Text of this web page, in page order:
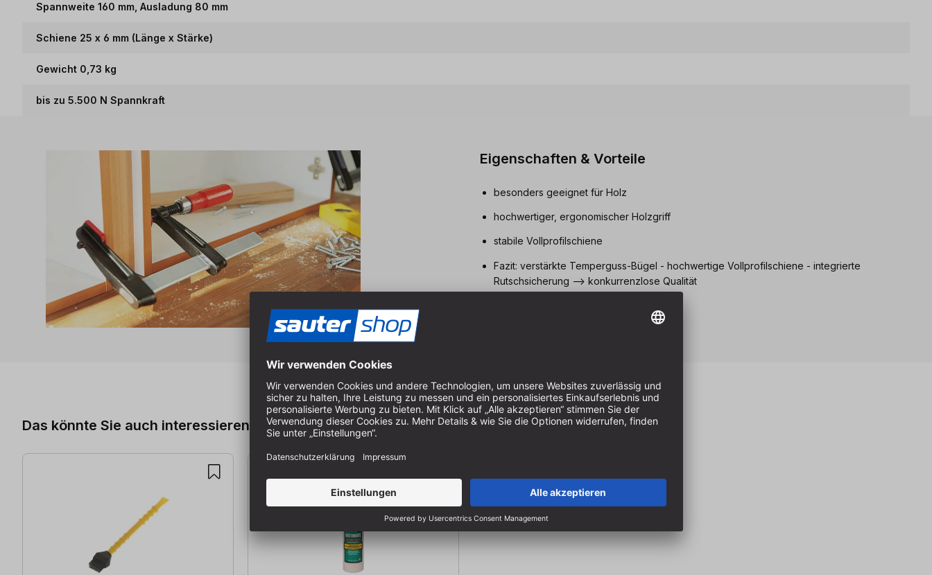
Spannweite 160 mm, Ausladung 80 mm
Schiene 25 x 6 mm (Länge x Stärke)
Gewicht 0,73 kg
bis zu 5.500 N Spannkraft
Eigenschaften & Vorteile
besonders geeignet für Holz
hochwertiger, ergonomischer Holzgriff
stabile Vollprofilschiene
Fazit: verstärkte Temperguss-Bügel - hochwertige Vollprofilschiene - integrierte
Rutschsicherung --> konkurrenzlose Qualität
Das könnte Sie auch interessieren